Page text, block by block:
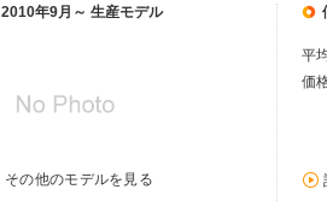
2010年9月～ 生産モデル
その他のモデルを見る
平
価